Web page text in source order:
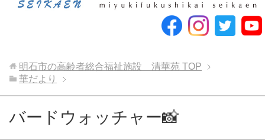
明石市の高齢者総合福祉施設 清華苑 TOP
華だより
バードウォッチャー📸